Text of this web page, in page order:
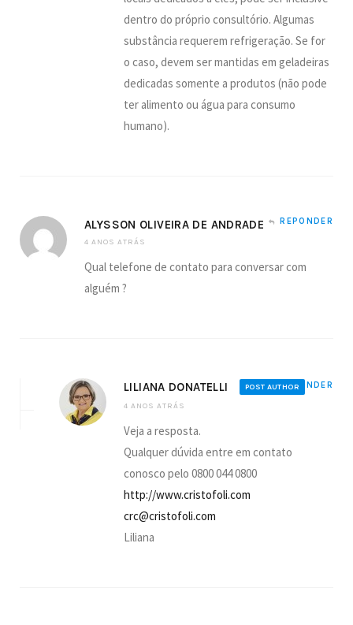
dentro do próprio consultório. Algumas
substância requerem refrigeração. Se for
o caso, devem ser mantidas em geladeiras
dedicadas somente a produtos (não pode
ter alimento ou água para consumo
humano).
ALYSSON OLIVEIRA DE ANDRADE
4 ANOS ATRÁS
REPONDER
Qual telefone de contato para conversar com
alguém ?
LILIANA DONATELLI
POST AUTHOR
4 ANOS ATRÁS
REPONDER
Veja a resposta.
Qualquer dúvida entre em contato
conosco pelo 0800 044 0800
http://www.cristofoli.com
crc@cristofoli.com
Liliana